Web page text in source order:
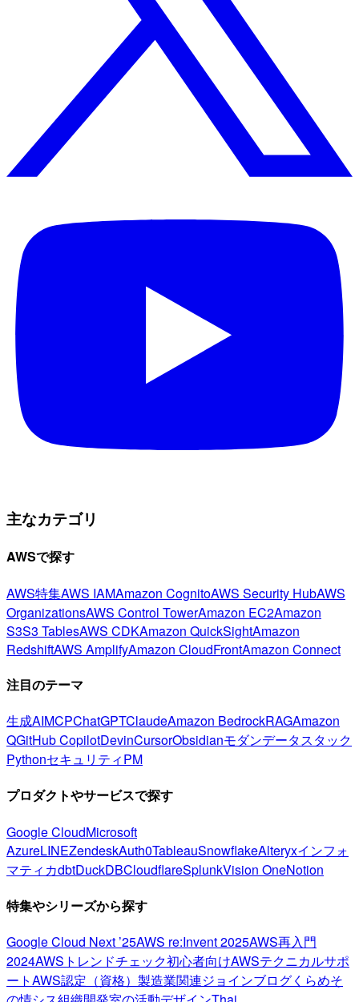
主なカテゴリ
AWSで探す
AWS特集AWS IAMAmazon CognitoAWS Security HubAWS
OrganizationsAWS Control TowerAmazon EC2Amazon
S3S3 TablesAWS CDKAmazon QuickSightAmazon
RedshiftAWS AmplifyAmazon CloudFrontAmazon Connect
注目のテーマ
生成AIMCPChatGPTClaudeAmazon BedrockRAGAmazon
QGitHub CopilotDevinCursorObsidianモダンデータスタック
PythonセキュリティPM
プロダクトやサービスで探す
Google CloudMicrosoft
AzureLINEZendeskAuth0TableauSnowflakeAlteryxインフォ
マティカdbtDuckDBCloudflareSplunkVision OneNotion
特集やシリーズから探す
Google Cloud Next ’25AWS re:Invent 2025AWS再入門
2024AWSトレンドチェック初心者向けAWSテクニカルサポ
ートAWS認定（資格） 製造業関連ジョインブログくらめそ